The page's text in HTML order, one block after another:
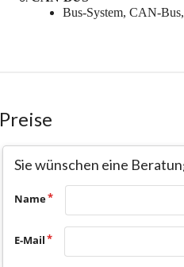
Preise
Sie wünschen eine
Name
E-Mail